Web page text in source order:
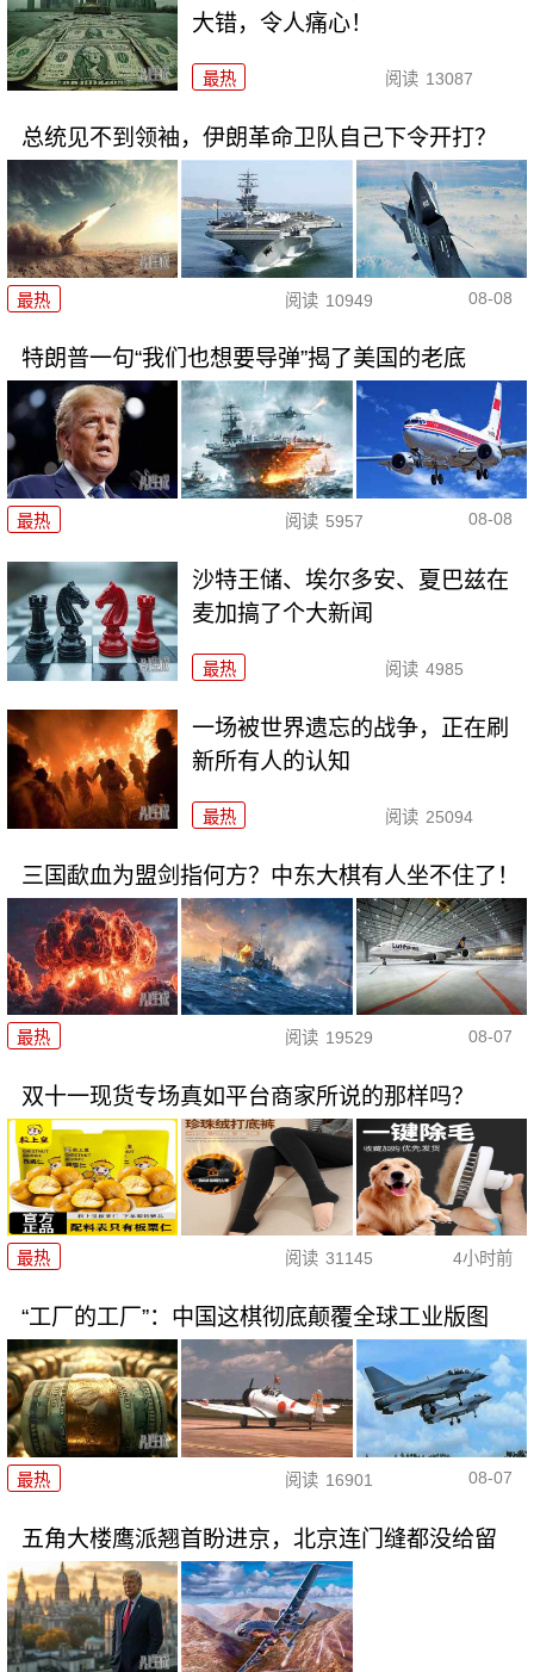
大错，令人痛心！
最热 阅读 13087
总统见不到领袖，伊朗革命卫队自己下令开打？
最热 阅读 10949 08-08
特朗普一句“我们也想要导弹”揭了美国的老底
最热 阅读 5957 08-08
沙特王储、埃尔多安、夏巴兹在
麦加搞了个大新闻
最热 阅读 4985
一场被世界遗忘的战争，正在刷
新所有人的认知
最热 阅读 25094
三国歃血为盟剑指何方？中东大棋有人坐不住了！
最热 阅读 19529 08-07
双十一现货专场真如平台商家所说的那样吗？
最热 阅读 31145 4小时前
“工厂的工厂”：中国这棋彻底颠覆全球工业版图
最热 阅读 16901 08-07
五角大楼鹰派翘首盼进京，北京连门缝都没给留